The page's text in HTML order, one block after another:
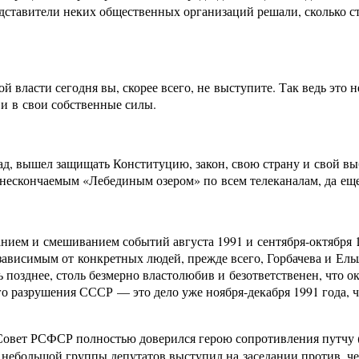
неких общественных организаций решали,
сегодня вы, скорее всего, не выступите. Так ведь
в свои собственные силы.
вышел защищать Конституцию, закон, свою страну и свой
«Лебединым озером» по всем телеканалам,
и смешиванием событий августа 1991 и сентября-
от конкретных людей, прежде всего, Горбачева и
столь безмерно властолюбив и безответственен, что
разрушения СССР — это дело уже ноября-декабря 1991
РСФСР полностью доверился герою сопротивления